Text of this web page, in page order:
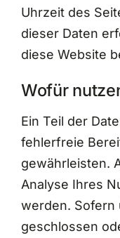
Uhrzeit des
dieser Daten
diese Website
Wofür
Ein Teil der
fehlerfreie
gewährleisten.
Analyse Ihres
werden. Sofern
geschlossen